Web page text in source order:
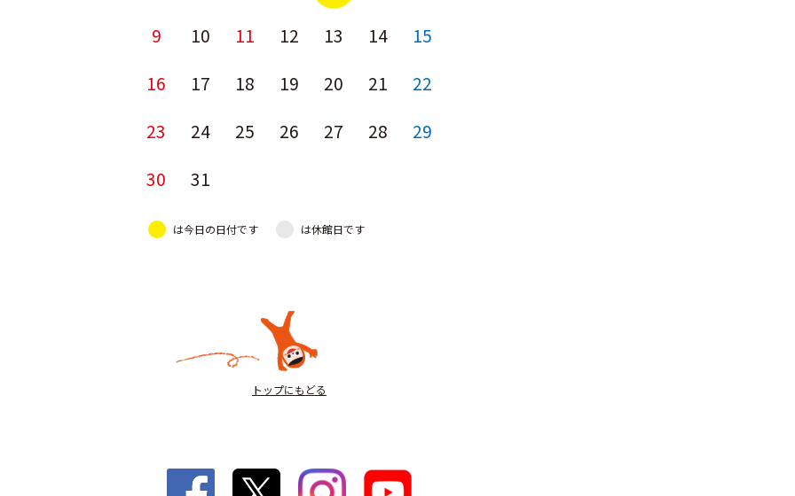
9
10 11 12 13 14
15
16
17 18 19 20 21
22
23
24 25 26 27 28
29
30
31
は今日の日付です は休館日です
トップにもどる